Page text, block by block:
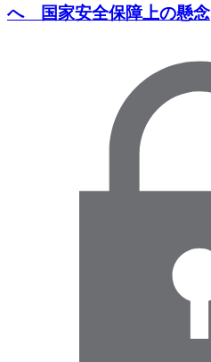
へ 国家安全保障上の懸念